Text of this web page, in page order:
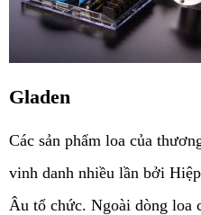
Gladen
Các sản phẩm loa của
vinh danh nhiều lần bởi
Âu tổ chức. Ngoài dòng loa